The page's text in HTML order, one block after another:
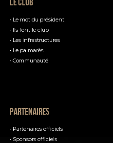
Le mot du président
Ils font le club
Les infrastructures
Le palmarès
Communauté
Partenaires
Partenaires officiels
Sponsors officiels